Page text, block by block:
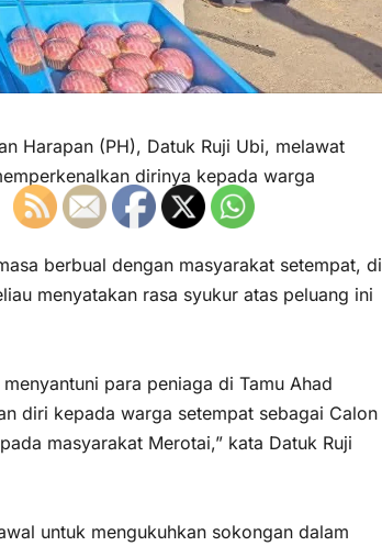
Harapan (PH), Datuk Ruji Ubi, melawat
dirinya kepada warga
berbual dengan masyarakat setempat, di
menyatakan rasa syukur atas peluang ini
para peniaga di Tamu Ahad
diri kepada warga setempat sebagai Calon
masyarakat Merotai,” kata Datuk Ruji
untuk mengukuhkan sokongan dalam